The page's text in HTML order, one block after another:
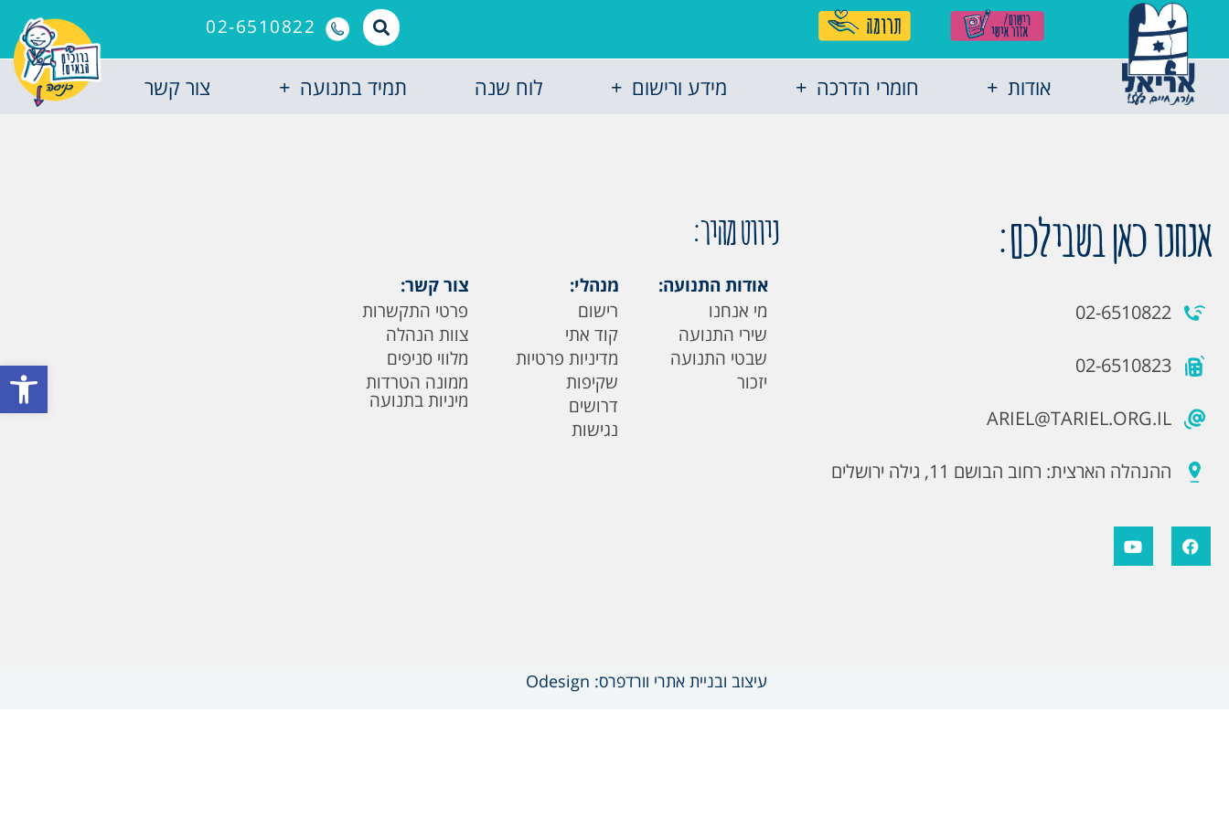
פתח
02-6510822
אודות חומרי הדרכה מידע ורישום לוח שנה תמיד בתנועה צור קשר
אנחנו כאן בשבילכם:
02-6510822
02-6510823
ARIEL@TARIEL.ORG.IL
ההנהלה הארצית: רחוב הבושם 11, גילה ירושלים
ניווט מהיר:
אודות התנועה:
מי אנחנו
שירי התנועה
שבטי התנועה
יזכור
מנהלי:
רישום
קוד אתי
מדיניות פרטיות
שקיפות
דרושים
נגישות
צור קשר:
פרטי התקשרות
צוות הנהלה
מלווי סניפים
ממונה הטרדות
מיניות בתנועה
עיצוב ובניית אתרי וורדפרס: Odesign